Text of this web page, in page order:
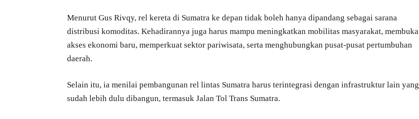
Menurut Gus Rivqy, rel kereta di Sumatra ke depan tidak boleh hanya dipandang sebagai sarana
distribusi komoditas. Kehadirannya juga harus mampu meningkatkan mobilitas masyarakat, membuka
akses ekonomi baru, memperkuat sektor pariwisata, serta menghubungkan pusat-pusat pertumbuhan
daerah.
Selain itu, ia menilai pembangunan rel lintas Sumatra harus terintegrasi dengan infrastruktur lain yang
sudah lebih dulu dibangun, termasuk Jalan Tol Trans Sumatra.